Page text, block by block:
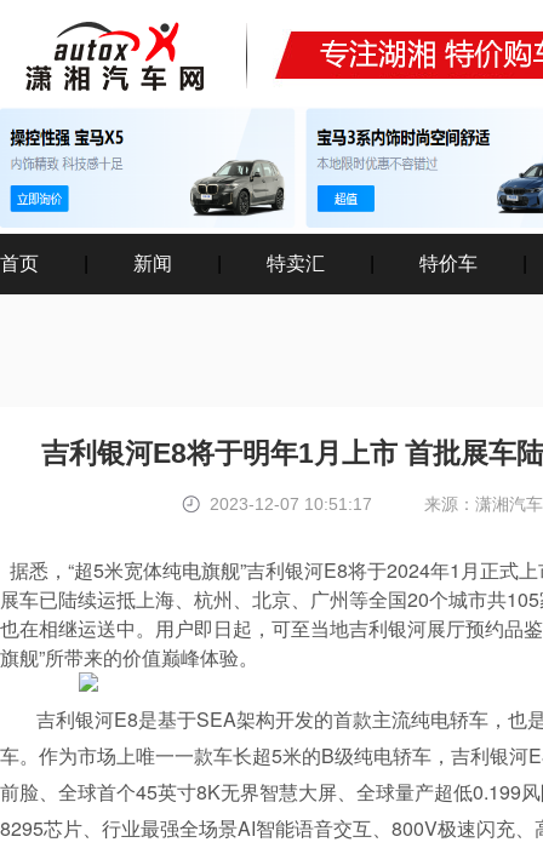
首页 新闻 特卖汇 特价车
吉利银河E8将于明年1月上市 首批展车
2023-12-07 10:51:17 来源：潇湘汽
据悉，“超5米宽体纯电旗舰”吉利银河E8将于2024年1月正式
展车已陆续运抵上海、杭州、北京、广州等全国20个城市共
也在相继运送中。用户即日起，可至当地吉利银河展厅预约品
旗舰”所带来的价值巅峰体验。
吉利银河E8是基于SEA架构开发的首款主流纯电轿车，也
车。作为市场上唯一一款车长超5米的B级纯电轿车，吉利银河
前脸、全球首个45英寸8K无界智慧大屏、全球量产超低0.199
8295芯片、行业最强全场景AI智能语音交互、800V极速闪充